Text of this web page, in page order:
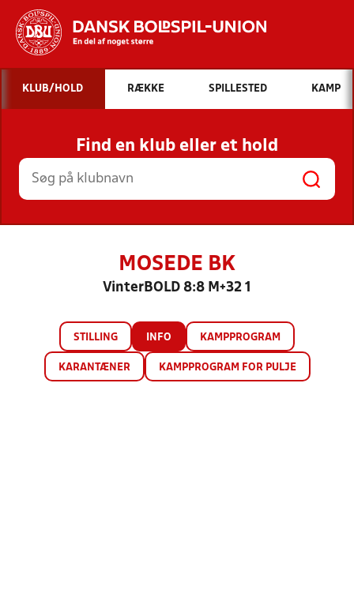
Hvad vil du søge efter?
INDHOLD OG NYHEDER
STILLINGER, RESULTATER, KLUBBER OG
HOLD
KLUB/HOLD RÆKKE SPILLESTED KAMP
Find en klub eller et hold
MOSEDE BK
VinterBOLD 8:8 M+32 1
STILLING INFO KAMPPROGRAM
KARANTÆNER KAMPPROGRAM FOR PULJE